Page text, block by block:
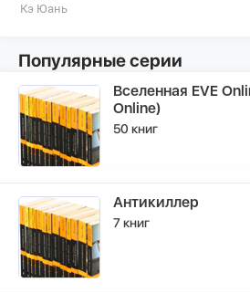
Кэ Юань
Популярные серии
Вселенная EVE
Online)
50 книг
Антикиллер
7 книг